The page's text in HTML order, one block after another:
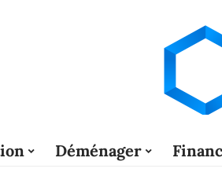
Déménager